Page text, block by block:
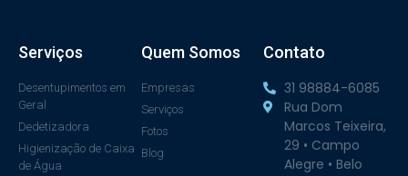
Serviços
Desentupimentos em
Geral
Dedetizadora
Higienização de Caixa
de Água
Quem Somos
Empresas
Serviços
Fotos
Blog
Contato
31 98884-6085
Rua Dom
Marcos Teixeira,
29 • Campo
Alegre • Belo